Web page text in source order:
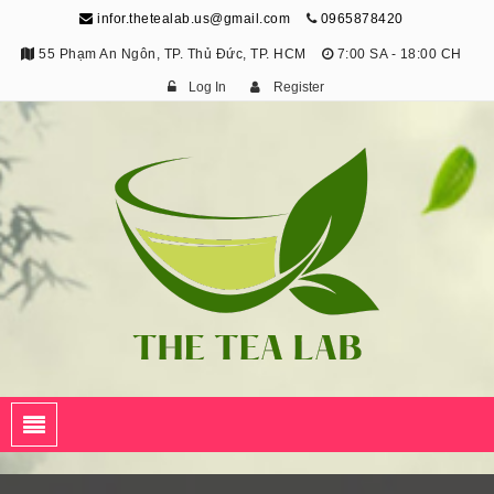
infor.thetealab.us@gmail.com 0965878420
55 Phạm An Ngôn, TP. Thủ Đức, TP. HCM 7:00 SA - 18:00 CH
Log In Register